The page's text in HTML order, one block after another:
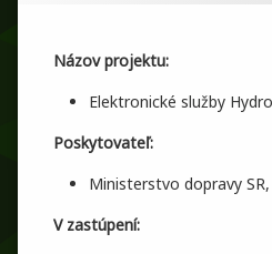
Názov projektu:
Elektronické služby
Poskytovateľ:
Ministerstvo dopravy
V zastúpení: